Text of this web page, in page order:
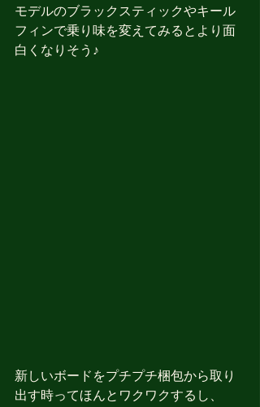
モデルのブラックスティックやキール
フィンで乗り味を変えてみるとより面
白くなりそう♪
新しいボードをプチプチ梱包から取り
出す時ってほんとワクワクするし、